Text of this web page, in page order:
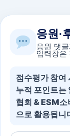
응원·
응원 댓
입력창은
점수평가 참여
누적 포인트는
협회 & ESM
으로 활용됩니